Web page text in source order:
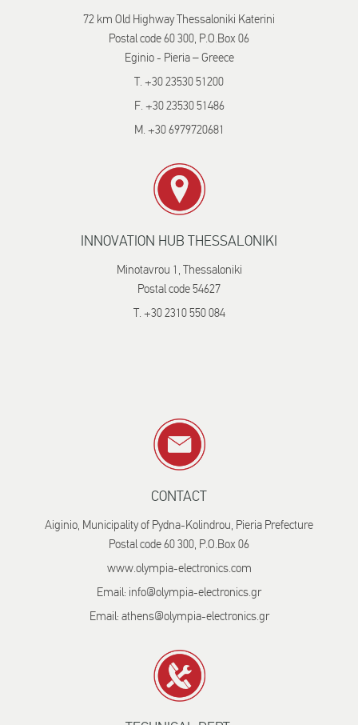
72 km Old Highway Thessaloniki Katerini
Postal code 60 300, P.O.Box 06
Eginio - Pieria – Greece
T. +30 23530 51200
F. +30 23530 51486
M. +30 6979720681
INNOVATION HUB THESSALONIKI
Minotavrou 1, Thessaloniki
Postal code 54627
T. +30 2310 550 084
CONTACT
Aiginio, Municipality of Pydna-Kolindrou, Pieria Prefecture
Postal code 60 300, P.O.Box 06
www.olympia-electronics.com
Email: info@olympia-electronics.gr
Email: athens@olympia-electronics.gr